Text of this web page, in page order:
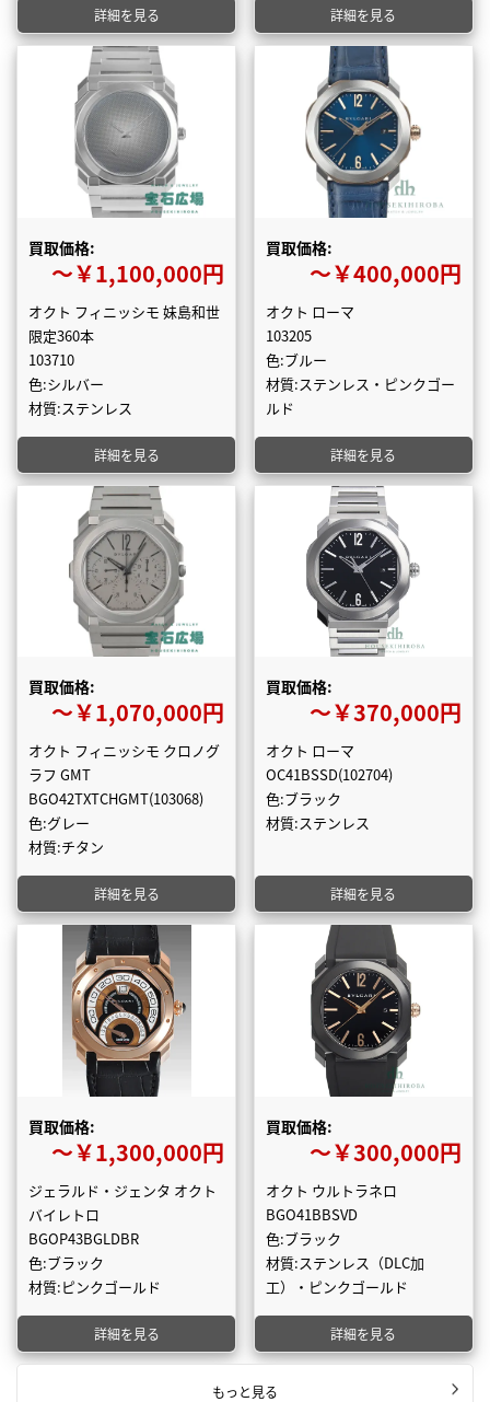
詳細を見る 詳細を見る
買取価格:
〜￥1,100,000円
オクト フィニッシモ 妹島和世
限定360本
103710
色:シルバー
材質:ステンレス
詳細を見る
買取価格:
〜￥400,000円
オクト ローマ
103205
色:ブルー
材質:ステンレス・ピンクゴー
ルド
詳細を見る
買取価格:
〜￥1,070,000円
オクト フィニッシモ クロノグ
ラフ GMT
BGO42TXTCHGMT(103068)
色:グレー
材質:チタン
詳細を見る
買取価格:
〜￥370,000円
オクト ローマ
OC41BSSD(102704)
色:ブラック
材質:ステンレス
詳細を見る
買取価格:
〜￥1,300,000円
ジェラルド・ジェンタ オクト
バイレトロ
BGOP43BGLDBR
色:ブラック
材質:ピンクゴールド
詳細を見る
買取価格:
〜￥300,000円
オクト ウルトラネロ
BGO41BBSVD
色:ブラック
材質:ステンレス（DLC加
工）・ピンクゴールド
詳細を見る
もっと見る